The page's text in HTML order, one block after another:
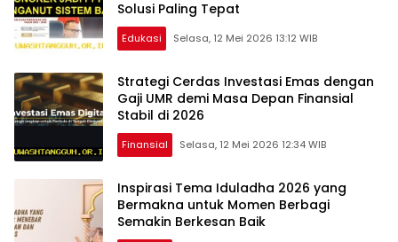
Solusi Paling Tepat
Edukasi Selasa, 12 Mei 2026 13:12 WIB
Strategi Cerdas Investasi Emas dengan
Gaji UMR demi Masa Depan Finansial
Stabil di 2026
Finansial Selasa, 12 Mei 2026 12:34 WIB
Inspirasi Tema Iduladha 2026 yang
Bermakna untuk Momen Berbagi
Semakin Berkesan Baik